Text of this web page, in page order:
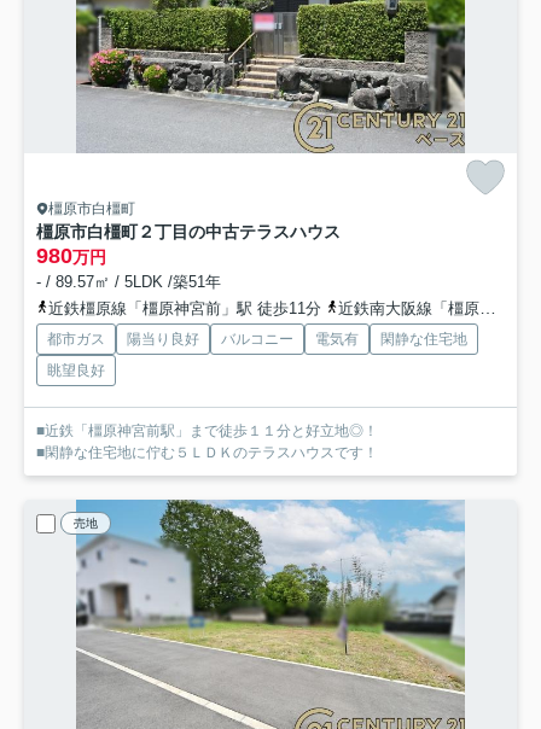
橿原市白橿町
橿原市白橿町２丁目の中古テラスハウス
980万円
- / 89.57㎡ / 5LDK /築51年
近鉄橿原線「橿原神宮前」駅 徒歩11分
近鉄南大阪線「橿原神宮前」駅 徒歩11分
都市ガス 陽当り良好 バルコニー 電気有
閑静な住宅地
眺望良好
■近鉄「橿原神宮前駅」まで徒歩１１分と好立地◎！
■閑静な住宅地に佇む５ＬＤＫのテラスハウスです！
売地